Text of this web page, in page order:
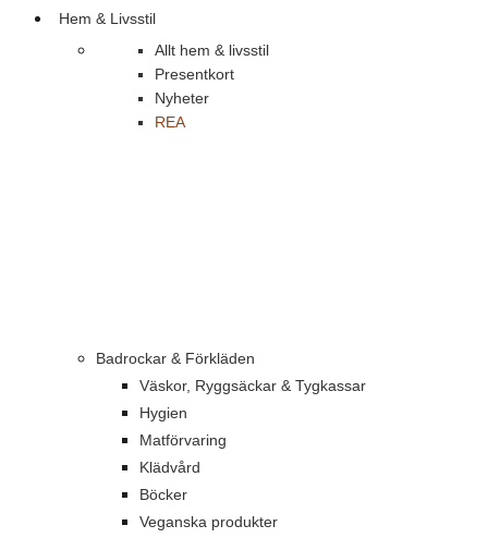
Hem & Livsstil
Allt hem & livsstil
Presentkort
Nyheter
REA
Badrockar & Förkläden
Väskor, Ryggsäckar & Tygkassar
Hygien
Matförvaring
Klädvård
Böcker
Veganska produkter